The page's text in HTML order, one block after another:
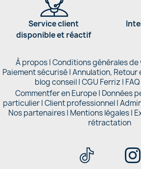
Service client
disponible et réactif
À propos|Conditions générales de
Paiement sécurisé|Annulation, Retour
blog conseil|CGU Ferriz | FAQ
Commentfer en Europe| Données
particulier|Client professionnel|
Nos partenaires | Mentions légales|
rétractation